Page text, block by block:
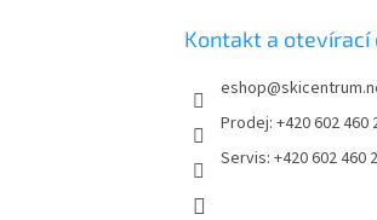
Kontakt a otevírací
eshop@
Prodej: +420 602 460
Servis: +420 602 460